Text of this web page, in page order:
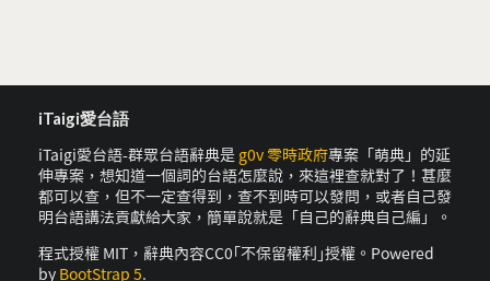
iTaigi愛台語
iTaigi愛台語-群眾台語辭典是 g0v 零時政府專案「萌典」的延
伸專案，想知道一個詞的台語怎麼說，來這裡查就對了！甚麼
都可以查，但不一定查得到，查不到時可以發問，或者自己發
明台語講法貢獻給大家，簡單說就是「自己的辭典自己編」。
程式授權 MIT，辭典內容CC0｢不保留權利｣授權。Powered
by BootStrap 5.